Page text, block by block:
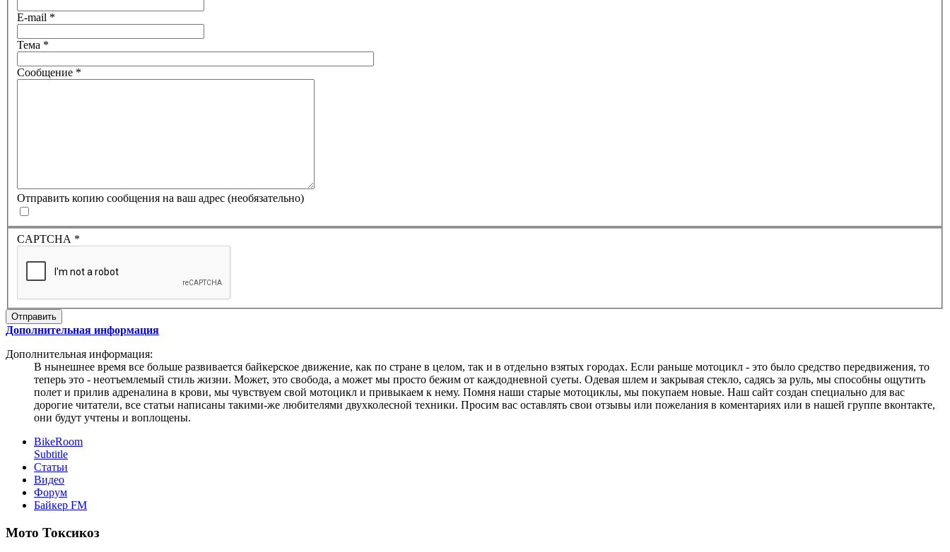
E-mail *
Тема *
Сообщение *
Отправить копию сообщения на ваш адрес (необязательно)
CAPTCHA *
Отправить
Дополнительная информация
Дополнительная информация:
В нынешнее время все больше развивается байкерское движение, как по стране в целом, так и в отдельно взятых городах. Если раньше мотоцикл - это было средство передвижения, то
теперь это - неотъемлемый стиль жизни. Может, это свобода, а может мы просто бежим от каждодневной суеты. Одевая шлем и закрывая стекло, садясь за руль, мы способны ощутить
полет и прилив адреналина в крови, мы чувствуем свой мотоцикл и привыкаем к нему. Помня наши старые мотоциклы, мы покупаем новые. Наш сайт создан специально для вас
дорогие читатели, все статьи написаны такими-же любителями двухколесной техники. Просим вас оставлять свои отзывы или пожелания в коментариях или в нашей группе вконтакте,
они будут учтены и воплощены.
BikeRoom
Subtitle
Статьи
Видео
Форум
Байкер FM
Мото Токсикоз